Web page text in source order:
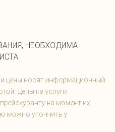
НЕОБХОДИМА
и цены носят информационный
Цены на услуги
на момент их
можно уточнить у